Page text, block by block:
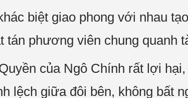
biệt giao phong với nhau
tán phương viên chung quanh
của Ngô Chính rất lợi
lệch giữa đôi bên, không bất